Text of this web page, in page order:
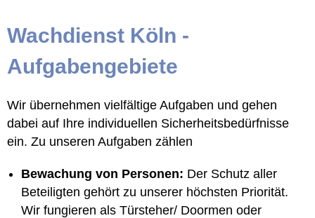
Wachdienst Köln -
Aufgabengebiete
Wir übernehmen vielfältige Aufgaben und gehen
dabei auf Ihre individuellen Sicherheitsbedürfnisse
ein. Zu unseren Aufgaben zählen
Bewachung von Personen: Der Schutz aller
Beteiligten gehört zu unserer höchsten Priorität.
Wir fungieren als Türsteher/ Doormen oder